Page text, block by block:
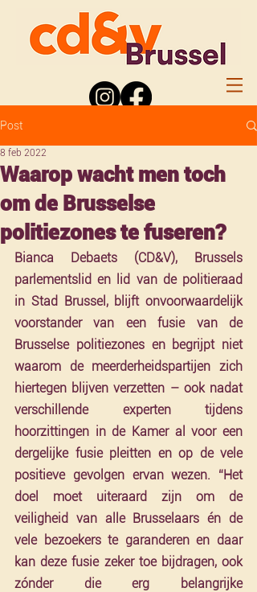
Post
Waarop wacht men toch
om de Brusselse
politiezones te fuseren?
8 feb 2022
Bianca Debaets (CD&V), Brussels
parlementslid en lid van de politieraad
in Stad Brussel, blijft onvoorwaardelijk
voorstander van een fusie van de
Brusselse politiezones en begrijpt niet
waarom de meerderheidspartijen zich
hiertegen blijven verzetten – ook nadat
verschillende experten tijdens
hoorzittingen in de Kamer al voor een
dergelijke fusie pleitten en op de vele
positieve gevolgen ervan wezen. “Het
doel moet uiteraard zijn om de
veiligheid van alle Brusselaars én de
vele bezoekers te garanderen en daar
kan deze fusie zeker toe bijdragen, ook
zónder die erg belangrijke